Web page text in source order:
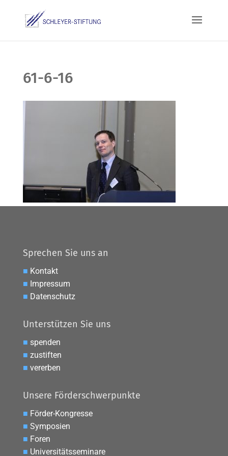
61-6-16
Sprechen Sie uns an
■ Kontakt
■ Impressum
■ Datenschutz
Unterstützen Sie uns
■ spenden
■ zustiften
■ vererben
Unsere Förderschwerpunkte
■ Förder-Kongresse
■ Symposien
■ Foren
■ Universitätsseminare